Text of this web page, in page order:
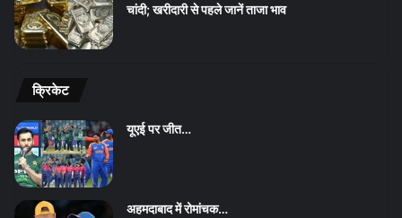
चांदी; खरीदारी से पहले जानें ताजा भाव
क्रिकेट
यूएई पर जीत…
अहमदाबाद में रोमांचक…